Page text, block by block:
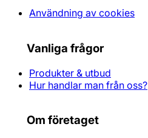
Användning av cookies
Vanliga frågor
Produkter & utbud
Hur handlar man från oss?
Om företaget